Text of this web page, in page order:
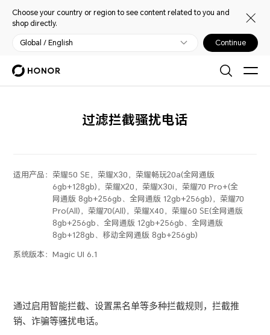
Choose your country or region to see content related to you and
shop directly.
Global / English Continue
过滤拦截骚扰电话
适用产品： 荣耀50 SE，荣耀X30，荣耀畅玩20a(全网通版
6gb+128gb)，荣耀X20，荣耀X30i，荣耀70 Pro+(全
网通版 8gb+256gb、全网通版 12gb+256gb)，荣耀70
Pro(All)，荣耀70(All)，荣耀X40，荣耀60 SE(全网通版
8gb+256gb、全网通版 12gb+256gb、全网通版
8gb+128gb、移动全网通版 8gb+256gb)
系统版本：Magic UI 6.1
通过启用智能拦截、设置黑名单等多种拦截规则，拦截推
销、诈骗等骚扰电话。